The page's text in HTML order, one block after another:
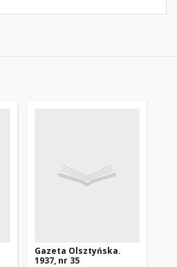
Gazeta Olsztyńska.
1937, nr 35